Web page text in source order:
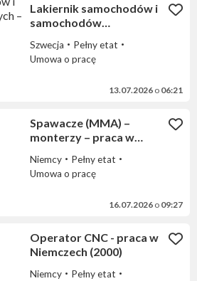
Lakiernik samochodów i
samochodów
Szwecji
Szwecja
Pełny etat
Umowa o pracę
13.07.2026 o 06:21
Spawacze (MMA) –
monterzy – praca w
(2074)
Niemcy
Pełny etat
Umowa o pracę
16.07.2026 o 09:27
Operator CNC - praca w
Niemczech (2000)
Niemcy
Pełny etat